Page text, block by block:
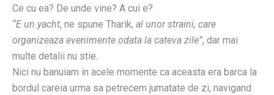
Ce cu ea? De unde vine? A cui e?
“E un yacht, ne spune Tharik, al unor straini, care
organizeaza evenimente odata la cateva zile”, dar mai
multe detalii nu stie.
Nici nu banuiam in acele momente ca aceasta era barca la
bordul careia urma sa petrecem jumatate de zi, navigand